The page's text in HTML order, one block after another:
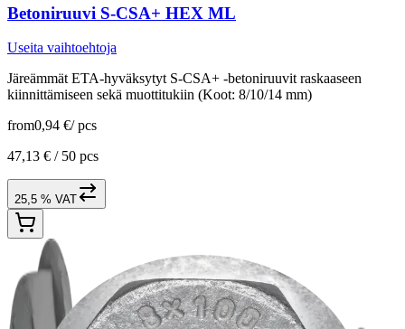
Betoniruuvi S-CSA+ HEX ML
Useita vaihtoehtoja
Järeämmät ETA-hyväksytyt S-CSA+ -betoniruuvit raskaaseen
kiinnittämiseen sekä muottitukiin (Koot: 8/10/14 mm)
from0,94 €/ pcs
47,13 € / 50 pcs
25,5 % VAT